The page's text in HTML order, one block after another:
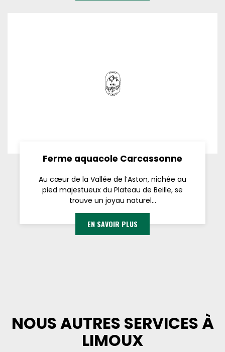
Ferme aquacole Carcassonne
Au cœur de la Vallée de l’Aston, nichée au
pied majestueux du Plateau de Beille, se
trouve un joyau naturel...
EN SAVOIR PLUS
NOUS AUTRES SERVICES À
LIMOUX